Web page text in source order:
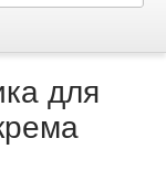
для